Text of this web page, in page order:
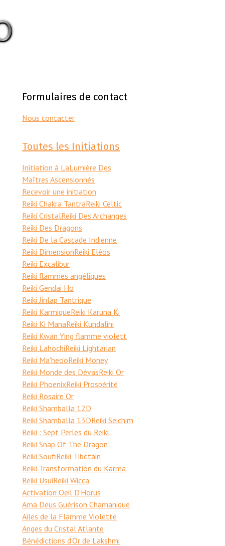
Formulaires de contact
Nous contacter
Toutes les Initiations
Initiation à LaLumière Des
Maîtres Ascensionnés
Recevoir une initiation
Reiki Chakra TantraReiki Celtic
Reiki CristalReiki Des Archanges
Reiki Des Dragons
Reiki De la Cascade Indienne
Reiki DimensionReiki Eléos
Reiki Excalibur
Reiki flammes angéliques
Reiki Gendai Ho
Reiki Jinlap Tantrique
Reiki KarmiqueReiki Karuna Ki
Reiki Ki ManaReiki Kundalini
Reiki Kwan Ying flamme violett
Reiki LahochiReiki Lightarian
Reiki Ma'heo'oReiki Money
Reiki Monde des DévasReiki Or
Reiki PhoenixReiki Prospérité
Reiki Rosaire Or
Reiki Shamballa 12D
Reiki Shamballa 13DReiki Seichim
Reiki : Sept Perles du Reiki
Reiki Snap Of The Dragon
Reiki SoufiReiki Tibétain
Reiki Transformation du Karma
Reiki UsuiReiki Wicca
Activation Oeil D'Horus
Ama Deus Guérison Chamanique
Ailes de la Flamme Violette
Anges du Cristal Atlante
Bénédictions d'Or de Lakshmi